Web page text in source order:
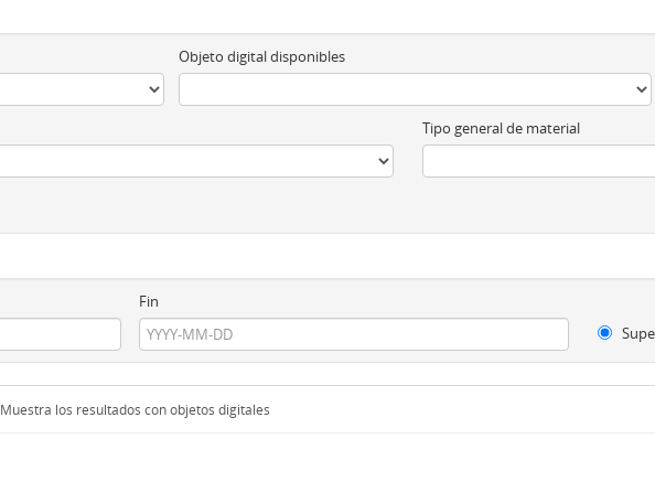
Objeto digital disponibles
Tipo general de material
Fin
Muestra los resultados con objetos digitales